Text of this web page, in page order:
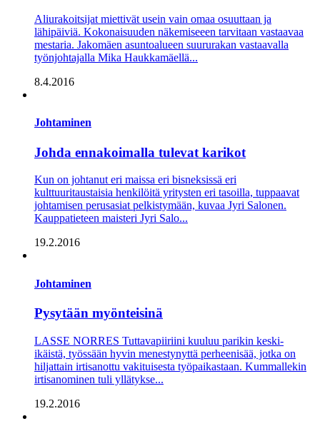
Aliurakoitsijat miettivät usein vain omaa osuuttaan ja
lähipäiviä. Kokonaisuuden näkemiseeen tarvitaan vastaavaa
mestaria. Jakomäen asuntoalueen suururakan vastaavalla
työnjohtajalla Mika Haukkamäellä...
8.4.2016
Johtaminen
Johda ennakoimalla tulevat karikot
Kun on johtanut eri maissa eri bisneksissä eri
kulttuuritaustaisia henkilöitä yritysten eri tasoilla, tuppaavat
johtamisen perusasiat pelkistymään, kuvaa Jyri Salonen.
Kauppatieteen maisteri Jyri Salo...
19.2.2016
Johtaminen
Pysytään myönteisinä
LASSE NORRES Tuttavapiiriini kuuluu parikin keski-
ikäistä, työssään hyvin menestynyttä perheenisää, jotka on
hiljattain irtisanottu vakituisesta työpaikastaan. Kummallekin
irtisanominen tuli yllätykse...
19.2.2016